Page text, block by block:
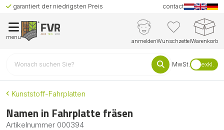
garantiert der niedrigsten Preis contact
menu
anmeldenWunschzettelWarenkorb
MwSt. exkl.
Kunststoff-Fahrplatten
Namen in Fahrplatte fräsen
Artikelnummer 000394